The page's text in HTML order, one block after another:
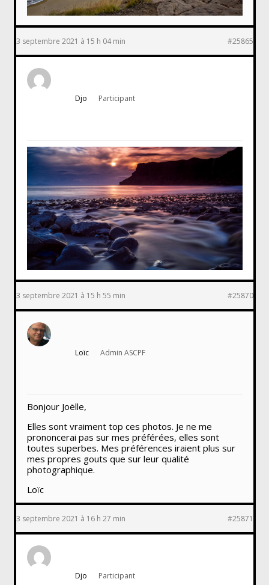
3 septembre 2021 à 15 h 04 min #25865
Djo Participant
3 septembre 2021 à 15 h 55 min #25870
Loïc Admin ASCPF
Bonjour Joëlle,
Elles sont vraiment top ces photos. Je ne me
prononcerai pas sur mes préférées, elles sont
toutes superbes. Mes préférences iraient plus sur
mes propres gouts que sur leur qualité
photographique.
Loïc
3 septembre 2021 à 16 h 27 min #25871
Djo Participant